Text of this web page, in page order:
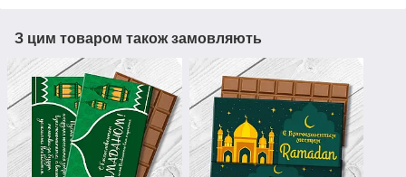
З цим товаром також замовляють